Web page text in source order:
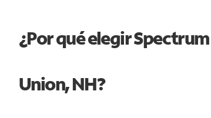
¿Por qué elegir
Union, NH?